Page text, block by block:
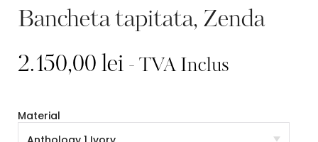
Bancheta tapitata, Zenda
2.150,00 lei - TVA Inclus
Material